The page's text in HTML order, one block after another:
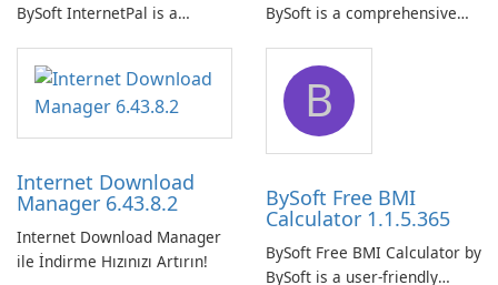
BySoft InternetPal is a
application designed to
monitor your internet
connection and provide real-
time insights into its
BySoft is a comprehensive
designed to help businesses
effectively manage their
network infrastructure.
Internet Download
Manager 6.43.8.2
Internet Download Manager
ile İndirme Hızınızı Artırın!
B
BySoft Free BMI
Calculator 1.1.5.365
BySoft Free BMI Calculator by
BySoft is a user-friendly